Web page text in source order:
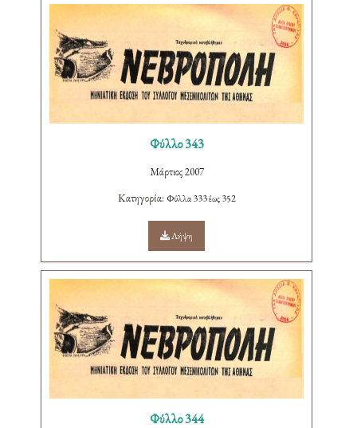
Φύλλο 343
Μάρτιος 2007
Κατηγορία: Φύλλα 333 έως 352
Λήψη
Φύλλο 344